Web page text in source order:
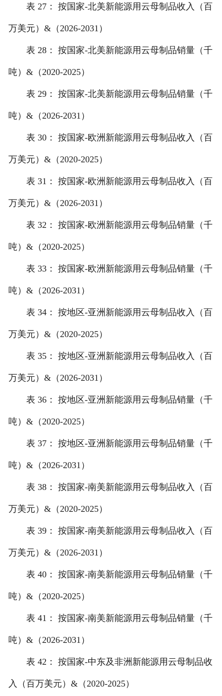
表 27： 按国家-北美新能源用云母制品收入（百
万美元）&（2026-2031）
表 28： 按国家-北美新能源用云母制品销量（千
吨）&（2020-2025）
表 29： 按国家-北美新能源用云母制品销量（千
吨）&（2026-2031）
表 30： 按国家-欧洲新能源用云母制品收入（百
万美元）&（2020-2025）
表 31： 按国家-欧洲新能源用云母制品收入（百
万美元）&（2026-2031）
表 32： 按国家-欧洲新能源用云母制品销量（千
吨）&（2020-2025）
表 33： 按国家-欧洲新能源用云母制品销量（千
吨）&（2026-2031）
表 34： 按地区-亚洲新能源用云母制品收入（百
万美元）&（2020-2025）
表 35： 按地区-亚洲新能源用云母制品收入（百
万美元）&（2026-2031）
表 36： 按地区-亚洲新能源用云母制品销量（千
吨）&（2020-2025）
表 37： 按地区-亚洲新能源用云母制品销量（千
吨）&（2026-2031）
表 38： 按国家-南美新能源用云母制品收入（百
万美元）&（2020-2025）
表 39： 按国家-南美新能源用云母制品收入（百
万美元）&（2026-2031）
表 40： 按国家-南美新能源用云母制品销量（千
吨）&（2020-2025）
表 41： 按国家-南美新能源用云母制品销量（千
吨）&（2026-2031）
表 42： 按国家-中东及非洲新能源用云母制品收
入（百万美元）&（2020-2025）